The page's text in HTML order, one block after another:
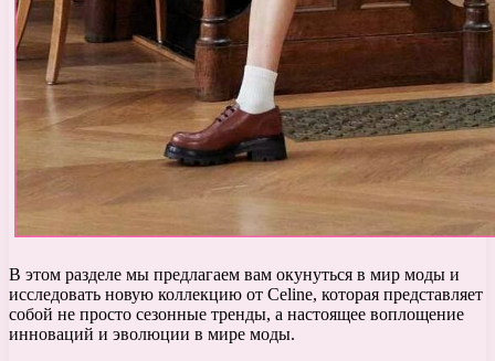
В этом разделе мы предлагаем вам окунуться в мир моды и
исследовать новую коллекцию от Celine, которая представляет
собой не просто сезонные тренды, а настоящее воплощение
инноваций и эволюции в мире моды.